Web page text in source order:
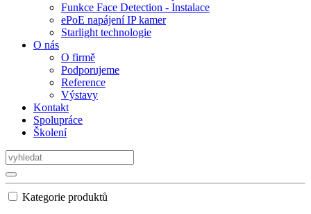
Funkce Face Detection - Instalace
ePoE napájení IP kamer
Starlight technologie
O nás
O firmě
Podporujeme
Reference
Výstavy
Kontakt
Spolupráce
Školení
Kategorie produktů